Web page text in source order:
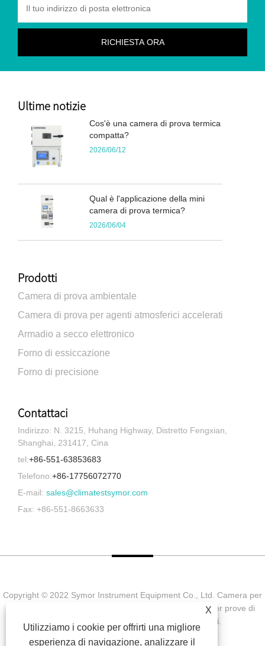
Ultime notizie
Cos'è una camera di prova termica
compatta?
2026/06/12
Qual è l'applicazione della mini
camera di prova termica?
2026/06/04
Prodotti
Camera di prova ambientale
Camera di prova per agenti atmosferici accelerati
Armadio a secco elettronico
Forno di essiccazione
Forno di precisione
Contattaci
Indirizzo: N. 3215, Huhang Highway, Distretto Fengxian,
Shanghai, 231417, Cina
tel:+86-551-63853683
Telefono:+86-17756072770
E-mail: sales@climatestsymor.com
Fax: +86-551-8663633
Copyright © 2022 Symor Instrument Equipment Co., Ltd. Camera per
prove ambientali, cabina elettronica a secco, camera per prove di
invecchiamento accelerato Tutti i diritti riservati.
X
Utilizziamo i cookie per offrirti una migliore
esperienza di navigazione, analizzare il